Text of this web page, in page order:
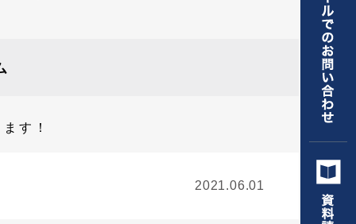
す！
2021.06.01